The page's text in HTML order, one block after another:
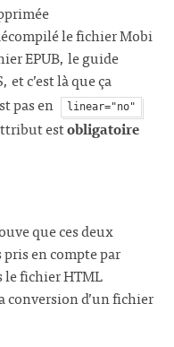
le fichier Mobi
EPUB, le guide
c’est là que ça
pas en
linear="no"
estobligatoire
que ces deux
en compte par
le fichier HTML
conversion d’un fichier